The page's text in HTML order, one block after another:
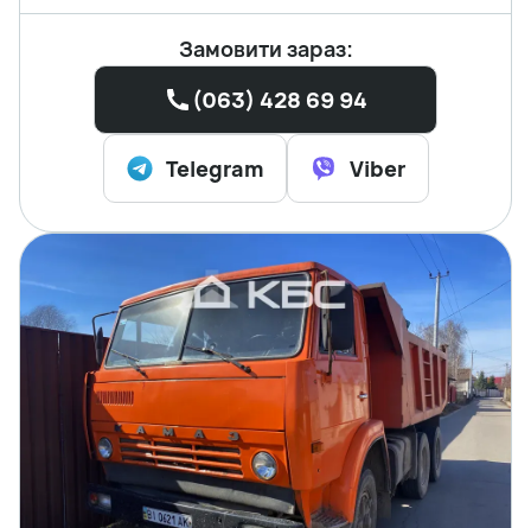
Замовити зараз:
(063) 428 69 94
Telegram Viber